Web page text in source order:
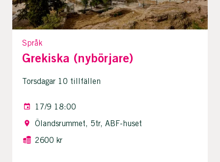
Språk
Grekiska (nybörjare)
Torsdagar 10 tillfällen
17/9 18:00
Ölandsrummet, 5tr, ABF-huset
2600 kr